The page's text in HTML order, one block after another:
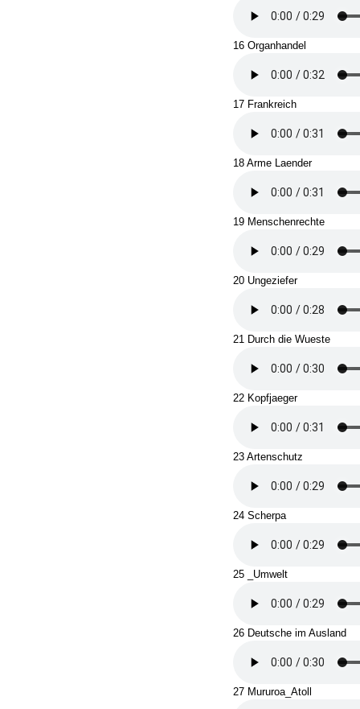
16 Organhandel
17 Frankreich
18 Arme Laender
19 Menschenrechte
20 Ungeziefer
21 Durch die Wueste
22 Kopfjaeger
23 Artenschutz
24 Scherpa
25 _Umwelt
26 Deutsche im Ausland
27 Mururoa_Atoll